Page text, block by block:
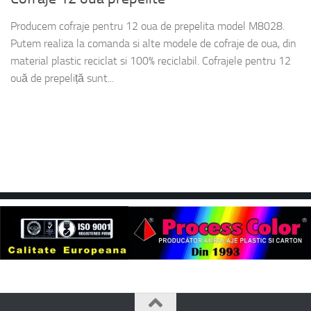
Producem cofraje pentru 12 oua de prepelita model M8028.
Putem realiza la comanda si alte modele de cofraje de oua, din
material plastic reciclat si 100% reciclabil. Cofrajele pentru 12
ouă de prepeliță sunt...